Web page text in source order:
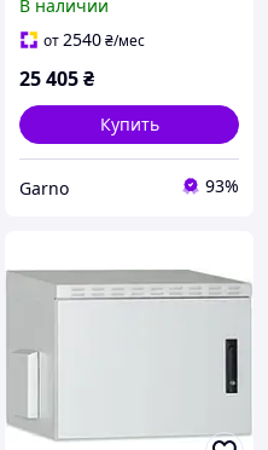
600x600
В наличии
от2540₴/мес
25 405₴
Купить
Garno 93%